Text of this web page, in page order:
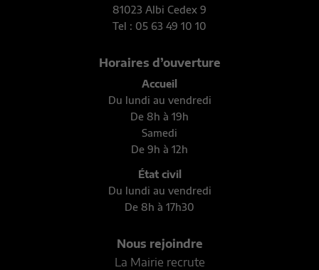
81023 Albi Cedex 9
Tel : 05 63 49 10 10
Horaires d’ouverture
Accueil
Du lundi au vendredi
De 8h à 19h
Samedi
De 9h à 12h
État civil
Du lundi au vendredi
De 8h à 17h30
Nous rejoindre
La Mairie recrute